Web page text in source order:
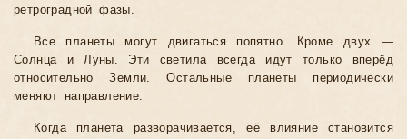
ретроградной фазы.
Все планеты могут двигаться попятно. Кроме двух —
Солнца и Луны. Эти светила всегда идут только вперёд
относительно Земли. Остальные планеты периодически
меняют направление.
Когда планета разворачивается, её влияние становится